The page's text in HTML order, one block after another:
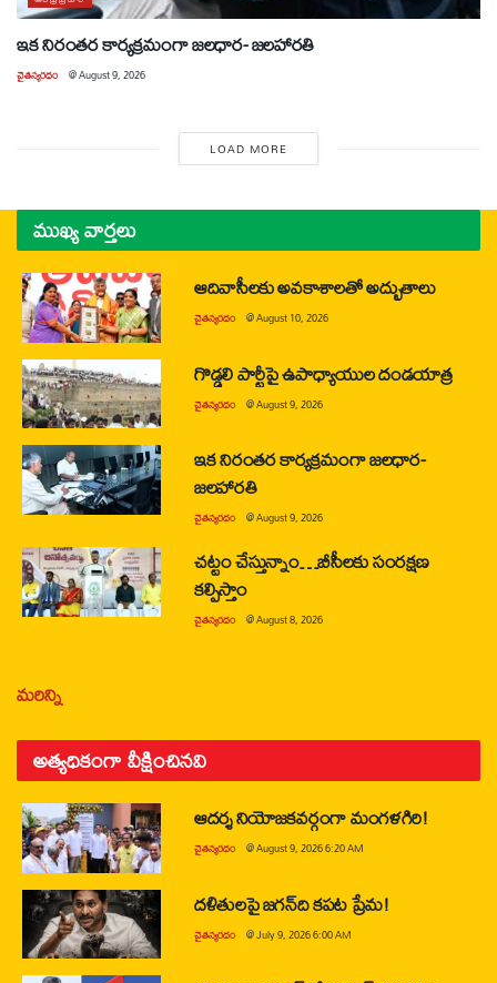
ఇక నిరంతర కార్యక్రమంగా జలధార- జలహారతి
చైతన్యరధం @August 9, 2026
LOAD MORE
ముఖ్య వార్తలు
ఆదివాసీలకు అవకాశాలతో అద్భుతాలు
చైతన్యరధం @August 10, 2026
గొడ్డలి పార్టీపై ఉపాధ్యాయుల దండయాత్ర
చైతన్యరధం @August 9, 2026
ఇక నిరంతర కార్యక్రమంగా జలధార-
జలహారతి
చైతన్యరధం @August 9, 2026
చట్టం చేస్తున్నాం…బీసీలకు సంరక్షణ
కల్పిస్తాం
చైతన్యరధం @August 8, 2026
మరిన్ని
అత్యధికంగా వీక్షించినవి
ఆదర్శ నియోజకవర్గంగా మంగళగిరి!
చైతన్యరధం @August 9, 2026 6:20 AM
దళితులపై జగన్‌ది కపట ప్రేమ!
చైతన్యరధం @July 9, 2026 6:00 AM